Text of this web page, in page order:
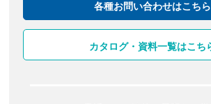
各種お問い合わせはこちら
カタログ・資料一覧はこち